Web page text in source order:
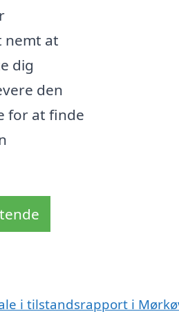
nemt at
dig
den
for at finde
i tilstandsrapport i